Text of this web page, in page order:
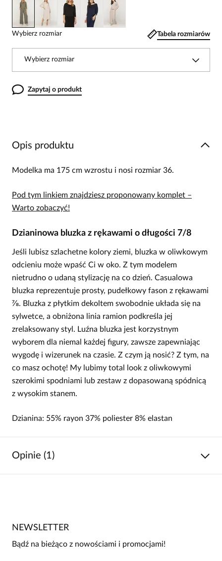
Wybierz rozmiar Tabela rozmiarów
Wybierz rozmiar
Zapytaj o produkt
Opis produktu
Modelka ma 175 cm wzrostu i nosi rozmiar 36.
Pod tym linkiem znajdziesz proponowany komplet –
Warto zobaczyć!
Dzianinowa bluzka z rękawami o długości 7/8
Jeśli lubisz szlachetne kolory ziemi, bluzka w oliwkowym
odcieniu może wpaść Ci w oko. Z tym modelem
nietrudno o udaną stylizację na co dzień. Casualowa
bluzka reprezentuje prosty, pudełkowy fason z rękawami
⅞. Bluzka z płytkim dekoltem swobodnie układa się na
sylwetce, a obniżona linia ramion podkreśla jej
zrelaksowany styl. Luźna bluzka jest korzystnym
wyborem dla niemal każdej figury, zawsze zapewniając
wygodę i wizerunek na czasie. Z czym ją nosić? Z tym, na
co masz ochotę! My lubimy total look z oliwkowymi
szerokimi spodniami lub zestaw z dopasowaną spódnicą
z wysokim stanem.
Dzianina: 55% rayon 37% poliester 8% elastan
Opinie (1)
4
3
NEWSLETTER
Bądź na bieżąco z nowościami i promocjami!